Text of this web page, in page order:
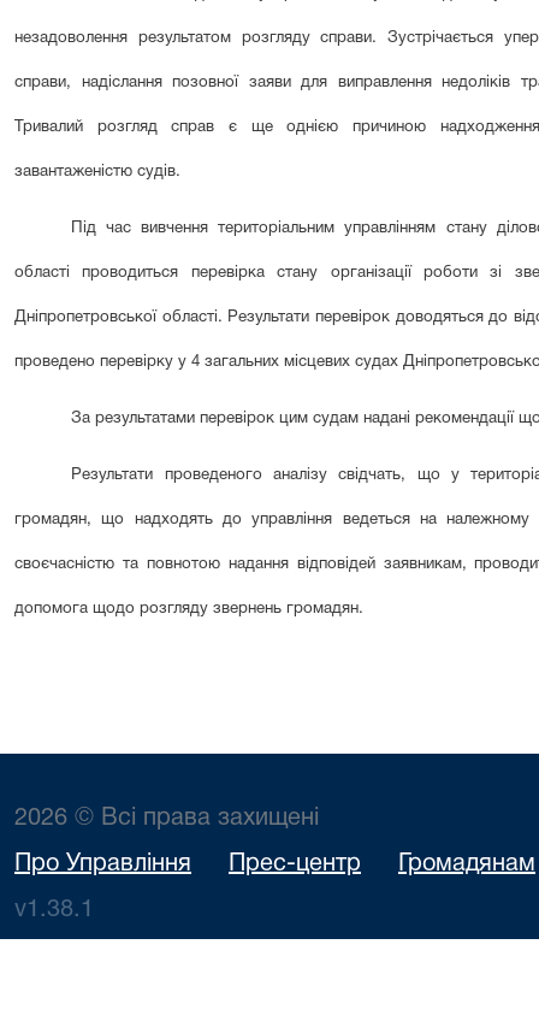
незадоволення результатом розгляду справи. Зустрічається
справи, надіслання позовної заяви для виправлення недоліків
Тривалий розгляд справ є ще однією причиною
завантаженістю судів.
Під час вивчення територіальним управлінням стану
області проводиться перевірка стану організації роботи зі
Дніпропетровської області. Результати перевірок доводяться до
проведено перевірку у 4 загальних місцевих судах
За результатами перевірок цим судам надані рекомендації
Результати проведеного аналізу свідчать, що у
громадян, що надходять до управління ведеться на належному
своєчасністю та повнотою надання відповідей заявникам,
допомога щодо розгляду звернень громадян.
2026 © Всі права захищені
Про Управління Прес-центр Громадянам
v1.38.1